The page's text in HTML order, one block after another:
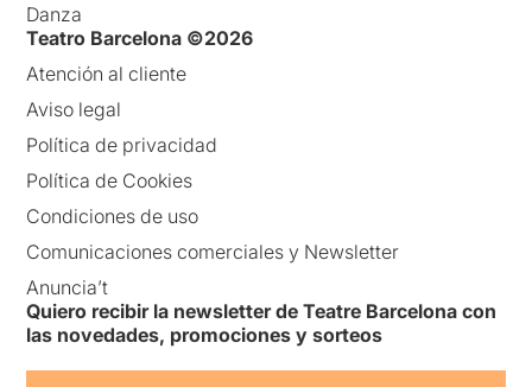
Danza
Teatro Barcelona ©2026
Atención al cliente
Aviso legal
Política de privacidad
Política de Cookies
Condiciones de uso
Comunicaciones comerciales y Newsletter
Anuncia’t
Quiero recibir la newsletter de Teatre Barcelona con
las novedades, promociones y sorteos